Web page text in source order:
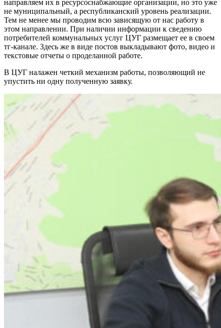
направляем их в ресурсоснабжающие организации, но это уже
не муниципальный, а республиканский уровень реализации.
Тем не менее мы проводим всю зависящую от нас работу в
этом направлении. При наличии информации к сведению
потребителей коммунальных услуг ЦУГ размещает ее в своем
тг-канале. Здесь же в виде постов выкладывают фото, видео и
текстовые отчеты о проделанной работе.
В ЦУГ налажен четкий механизм работы, позволяющий не
упустить ни одну полученную заявку.